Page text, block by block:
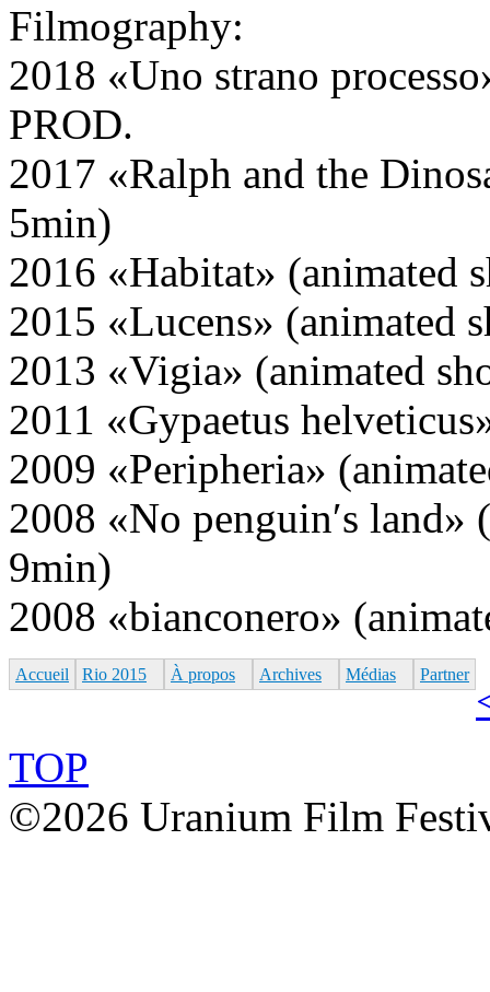
Filmography:
2018 «Uno strano
PROD.
2017 «Ralph and the
5min)
2016 «Habitat» (animated
2015 «Lucens» (animated
2013 «Vigia» (animated
2011 «Gypaetus
2009 «Peripheria»
2008 «No penguin′s
9min)
2008 «bianconero»
Accueil Rio 2015 À propos Archives Médias Partner
TOP
©2026 Uranium Film